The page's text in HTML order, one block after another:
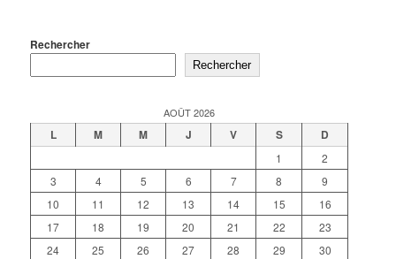
Rechercher
Rechercher
AOÛT 2026
L M M J V S D
1
2
3
4 5 6 7 8
9
10
11 12 13 14 15
16
17
18 19 20 21 22
23
24
25 26 27 28 29
30